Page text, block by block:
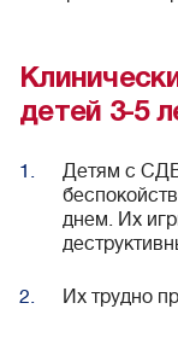
детей 3-5
Детям с
днем. Их
Их трудно